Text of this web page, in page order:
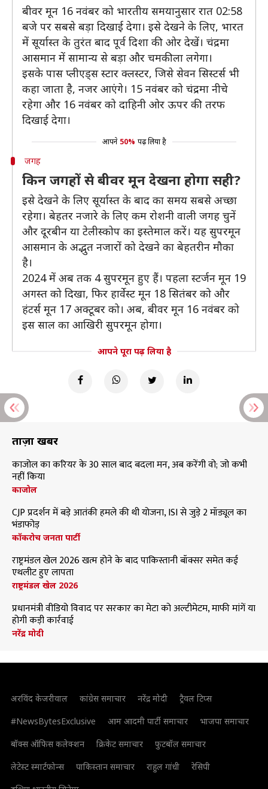
बीवर मून 16 नवंबर को भारतीय समयानुसार रात 02:58
बजे पर सबसे बड़ा दिखाई देगा। इसे देखने के लिए, भारत
में सूर्यास्त के तुरंत बाद पूर्व दिशा की ओर देखें। चंद्रमा
आसमान में सामान्य से बड़ा और चमकीला लगेगा।
इसके पास प्लीएड्स स्टार क्लस्टर, जिसे सेवन सिस्टर्स भी
कहा जाता है, नजर आएंगे। 15 नवंबर को चंद्रमा नीचे
रहेगा और 16 नवंबर को दाहिनी ओर ऊपर की तरफ
दिखाई देगा।
आपने 50% पढ़ लिया है
जगह
किन जगहों से बीवर मून देखना होगा सही?
इसे देखने के लिए सूर्यास्त के बाद का समय सबसे अच्छा
रहेगा। बेहतर नजारे के लिए कम रोशनी वाली जगह चुनें
और दूरबीन या टेलीस्कोप का इस्तेमाल करें। यह सुपरमून
आसमान के अद्भुत नजारों को देखने का बेहतरीन मौका
है।
2024 में अब तक 4 सुपरमून हुए हैं। पहला स्टर्जन मून 19
अगस्त को दिखा, फिर हार्वेस्ट मून 18 सितंबर को और
हंटर्स मून 17 अक्टूबर को। अब, बीवर मून 16 नवंबर को
इस साल का आखिरी सुपरमून होगा।
आपने पूरा पढ़ लिया है
ताज़ा खबरें
काजोल का करियर के 30 साल बाद बदला मन, अब करेंगी वो; जो कभी
नहीं किया
काजोल
CJP प्रदर्शन में बड़े आतंकी हमले की थी योजना, ISI से जुड़े 2 मॉड्यूल का
भंडाफोड़
कॉकरोच जनता पार्टी
राष्ट्रमंडल खेल 2026 खत्म होने के बाद पाकिस्तानी बॉक्सर समेत कई
एथलीट हुए लापता
राष्ट्रमंडल खेल 2026
प्रधानमंत्री वीडियो विवाद पर सरकार का मेटा को अल्टीमेटम, माफी मांगें या
होगी कड़ी कार्रवाई
नरेंद्र मोदी
अरविंद केजरीवाल कांग्रेस समाचार नरेंद्र मोदी
ट्रैवल टिप्स
#NewsBytesExclusive
आम आदमी पार्टी समाचार
भाजपा समाचार
बॉक्स ऑफिस कलेक्शन
क्रिकेट समाचार
फुटबॉल समाचार
लेटेस्ट स्मार्टफोन्स
पाकिस्तान समाचार राहुल गांधी
रेसिपी